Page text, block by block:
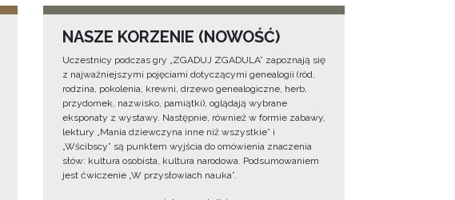
NASZE KORZENIE (NOWOŚĆ)
Uczestnicy podczas gry „ZGADUJ ZGADULA” zapoznają się
z najważniejszymi pojęciami dotyczącymi genealogii (ród,
rodzina, pokolenia, krewni, drzewo genealogiczne, herb,
przydomek, nazwisko, pamiątki), oglądają wybrane
eksponaty z wystawy. Następnie, również w formie zabawy,
lektury „Mania dziewczyna inne niż wszystkie” i
„Wścibscy” są punktem wyjścia do omówienia znaczenia
słów: kultura osobista, kultura narodowa. Podsumowaniem
jest ćwiczenie „W przysłowiach nauka”.